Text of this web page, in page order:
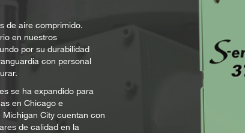
de aire comprimido.
en nuestros
por su durabilidad
con personal
se ha expandido para
en Chicago e
City cuentan con
de calidad en la